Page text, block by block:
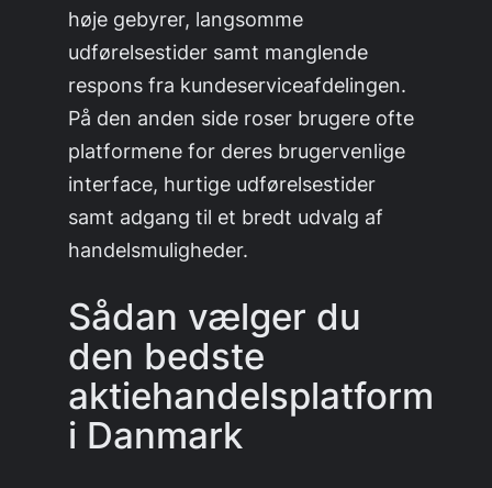
høje gebyrer, langsomme
udførelsestider samt manglende
respons fra kundeserviceafdelingen.
På den anden side roser brugere ofte
platformene for deres brugervenlige
interface, hurtige udførelsestider
samt adgang til et bredt udvalg af
handelsmuligheder.
Sådan vælger du
den bedste
aktiehandelsplatform
i Danmark